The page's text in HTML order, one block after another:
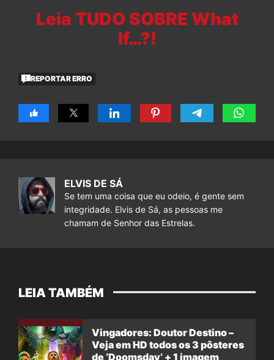
Leia TUDO SOBRE What
If…?!
REPORTAR ERRO
ELVIS DE SÁ
Se tem uma coisa que eu odeio, é gente sem
integridade. Elvis de Sá, as pessoas me
chamam de Senhor das Estrelas.
LEIA TAMBÉM
Vingadores: Doutor Destino –
Veja em HD todos os 3 pôsteres
de ‘Doomsday’ + 1 imagem